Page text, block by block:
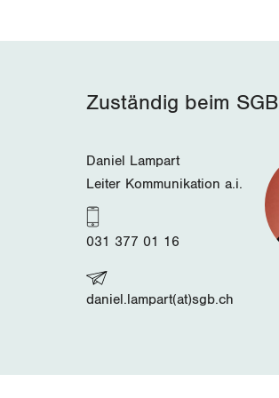
Zuständig beim SGB
Daniel Lampart
Leiter Kommunikation a.i.
031 377 01 16
daniel.lampart(at)sgb.ch